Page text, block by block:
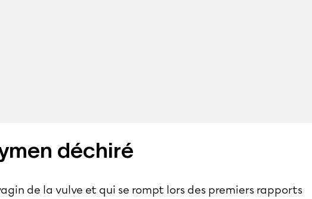
déchiré
de la vulve et qui se rompt lors des premiers rapports